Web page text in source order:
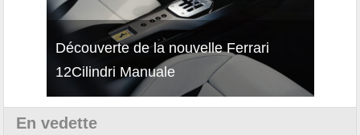
Découverte de la nouvelle Ferrari
12Cilindri Manuale
Essai – Porsche Taycan MY27 avec e-
Shift
En vedette